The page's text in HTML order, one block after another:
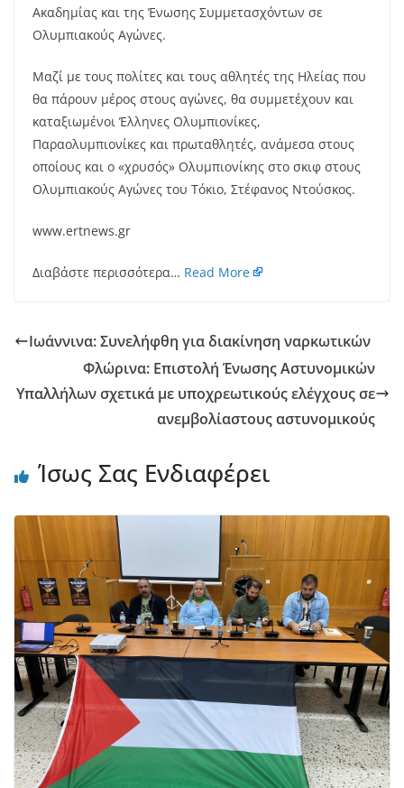
Ακαδημίας και της Ένωσης Συμμετασχόντων σε
Ολυμπιακούς Αγώνες.
Μαζί με τους πολίτες και τους αθλητές της Ηλείας που
θα πάρουν μέρος στους αγώνες, θα συμμετέχουν και
καταξιωμένοι Έλληνες Ολυμπιονίκες,
Παραολυμπιονίκες και πρωταθλητές, ανάμεσα στους
οποίους και ο «χρυσός» Ολυμπιονίκης στο σκιφ στους
Ολυμπιακούς Αγώνες του Τόκιο, Στέφανος Ντούσκος.
www.ertnews.gr
Διαβάστε περισσότερα… Read More
Ιωάννινα: Συνελήφθη για διακίνηση ναρκωτικών
Φλώρινα: Επιστολή Ένωσης Αστυνομικών
Υπαλλήλων σχετικά με υποχρεωτικούς ελέγχους σε
ανεμβολίαστους αστυνομικούς
Ίσως Σας Ενδιαφέρει